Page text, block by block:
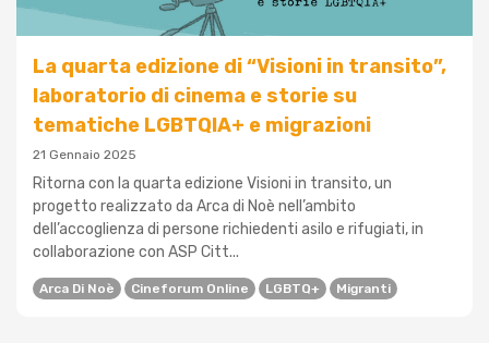
La quarta edizione di “Visioni in transito”,
laboratorio di cinema e storie su
tematiche LGBTQIA+ e migrazioni
21 Gennaio 2025
Ritorna con la quarta edizione Visioni in transito, un
progetto realizzato da Arca di Noè nell’ambito
dell’accoglienza di persone richiedenti asilo e rifugiati, in
collaborazione con ASP Citt...
Arca Di Noè Cineforum Online LGBTQ+ Migranti